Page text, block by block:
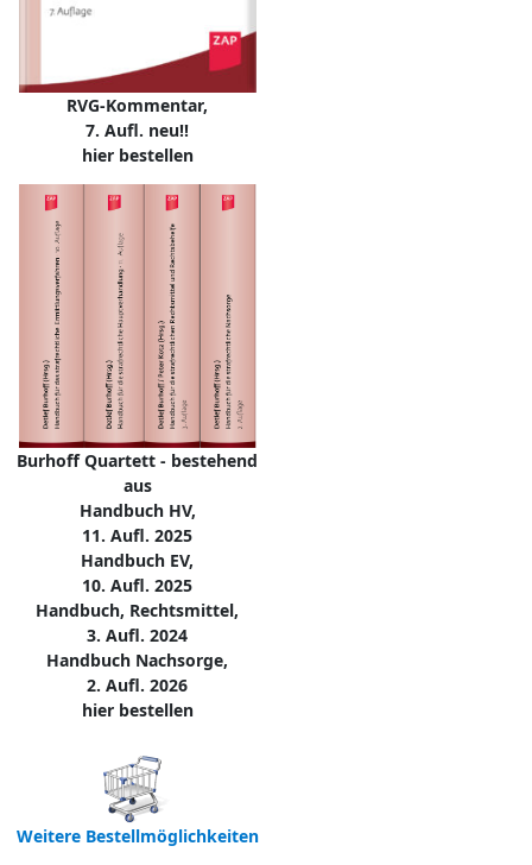
RVG-Kommentar,
7. Aufl. neu!!
hier bestellen
Burhoff Quartett - bestehend
aus
Handbuch HV,
11. Aufl. 2025
Handbuch EV,
10. Aufl. 2025
Handbuch, Rechtsmittel,
3. Aufl. 2024
Handbuch Nachsorge,
2. Aufl. 2026
hier bestellen
Weitere Bestellmöglichkeiten